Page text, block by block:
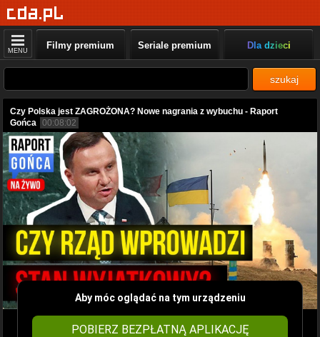
MENU Filmy premium Seriale premium Dla dzieci
szukaj
Czy Polska jest ZAGROŻONA? Nowe nagrania z wybuchu - Raport
Gońca 00:08:02
Aby móc oglądać na tym urządzeniu
POBIERZ BEZPŁATNĄ APLIKACJĘ